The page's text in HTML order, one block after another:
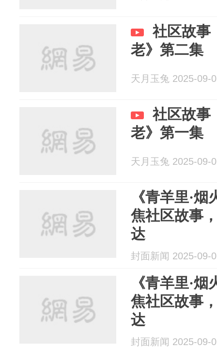
社区故事
老》第二集
天月玉兔 2025-09-
社区故事
老》第一集
天月玉兔 2025-09-
《青羊里·
焦社区故事
达
封面新闻 2025-09-
《青羊里·
焦社区故事
达
封面新闻 2025-09-